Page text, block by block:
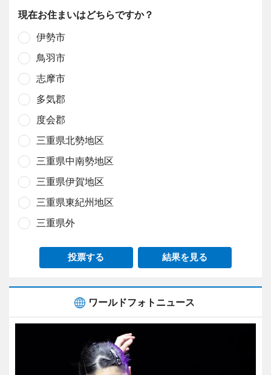
現在お住まいはどちらですか？
伊勢市
鳥羽市
志摩市
多気郡
度会郡
三重県北勢地区
三重県中南勢地区
三重県伊賀地区
三重県東紀州地区
三重県外
投票する 結果を見る
ワールドフォトニュース